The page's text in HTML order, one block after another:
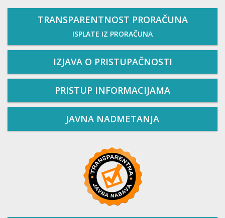
TRANSPARENTNOST PRORAČUNA
ISPLATE IZ PRORAČUNA
IZJAVA O PRISTUPAČNOSTI
PRISTUP INFORMACIJAMA
JAVNA NADMETANJA